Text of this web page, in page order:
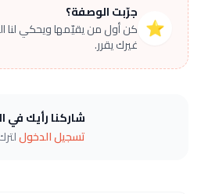
⭐
جرّبت الوصفة؟
كن أول من يقيّمها ويحكي لنا
غيرك يقرر.
شاركنا رأيك في
تسجيل الدخول